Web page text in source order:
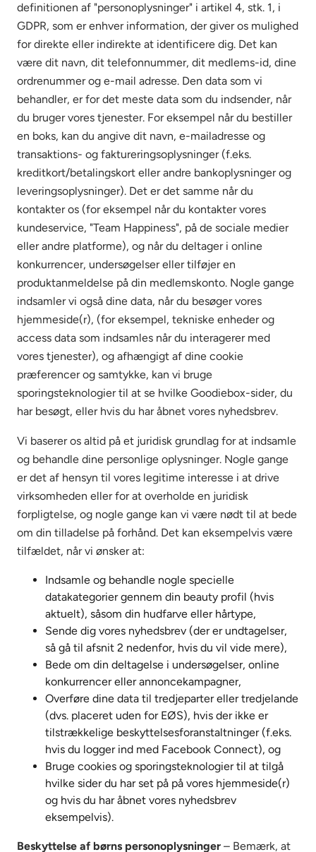
definitionen af "personoplysninger" i artikel 4, stk. 1, i
GDPR, som er enhver information, der giver os mulighed
for direkte eller indirekte at identificere dig. Det kan
være dit navn, dit telefonnummer, dit medlems-id, dine
ordrenummer og e-mail adresse. Den data som vi
behandler, er for det meste data som du indsender, når
du bruger vores tjenester. For eksempel når du bestiller
en boks, kan du angive dit navn, e-mailadresse og
transaktions- og faktureringsoplysninger (f.eks.
kreditkort/betalingskort eller andre bankoplysninger og
leveringsoplysninger). Det er det samme når du
kontakter os (for eksempel når du kontakter vores
kundeservice, "Team Happiness", på de sociale medier
eller andre platforme), og når du deltager i online
konkurrencer, undersøgelser eller tilføjer en
produktanmeldelse på din medlemskonto. Nogle gange
indsamler vi også dine data, når du besøger vores
hjemmeside(r), (for eksempel, tekniske enheder og
access data som indsamles når du interagerer med
vores tjenester), og afhængigt af dine cookie
præferencer og samtykke, kan vi bruge
sporingsteknologier til at se hvilke Goodiebox-sider, du
har besøgt, eller hvis du har åbnet vores nyhedsbrev.
Vi baserer os altid på et juridisk grundlag for at indsamle
og behandle dine personlige oplysninger. Nogle gange
er det af hensyn til vores legitime interesse i at drive
virksomheden eller for at overholde en juridisk
forpligtelse, og nogle gange kan vi være nødt til at bede
om din tilladelse på forhånd. Det kan eksempelvis være
tilfældet, når vi ønsker at:
Indsamle og behandle nogle specielle
datakategorier gennem din beauty profil (hvis
aktuelt), såsom din hudfarve eller hårtype,
Sende dig vores nyhedsbrev (der er undtagelser,
så gå til afsnit 2 nedenfor, hvis du vil vide mere),
Bede om din deltagelse i undersøgelser, online
konkurrencer eller annoncekampagner,
Overføre dine data til tredjeparter eller tredjelande
(dvs. placeret uden for EØS), hvis der ikke er
tilstrækkelige beskyttelsesforanstaltninger (f.eks.
hvis du logger ind med Facebook Connect), og
Bruge cookies og sporingsteknologier til at tilgå
hvilke sider du har set på på vores hjemmeside(r)
og hvis du har åbnet vores nyhedsbrev
eksempelvis).
Beskyttelse af børns personoplysninger – Bemærk, at